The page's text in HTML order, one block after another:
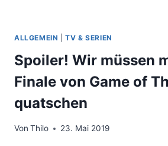
ALLGEMEIN |TV & SERIEN
Spoiler! Wir müssen
Finale von Game of
quatschen
Von Thilo 23. Mai 2019